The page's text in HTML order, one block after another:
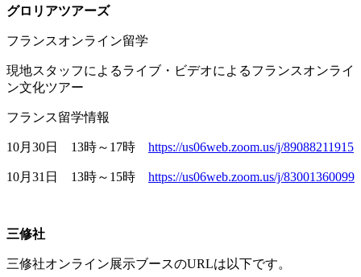
グロリアツアーズ
フランスオンライン留学
現地スタッフによるライブ・ビデオによるフランスオンライ
ン文化ツアー
フランス留学情報
10月 30日 13時～ 17時 https://us06web.zoom.us/j/89088211915
10月 31 日 13時～ 15時 https://us06web.zoom.us/j/83001360099
三修社
三修社オンライン展示ブースのURLは以下です。